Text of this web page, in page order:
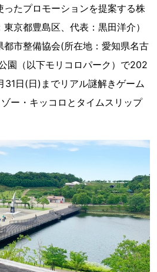
ったプロモーションを提案する株
京都豊島区、代表：黒田洋介）
都市整備協会(所在地：愛知県名古
園（以下モリコロパーク）で202
31日(日)までリアル謎解きゲーム
ー・キッコロとタイムスリップ